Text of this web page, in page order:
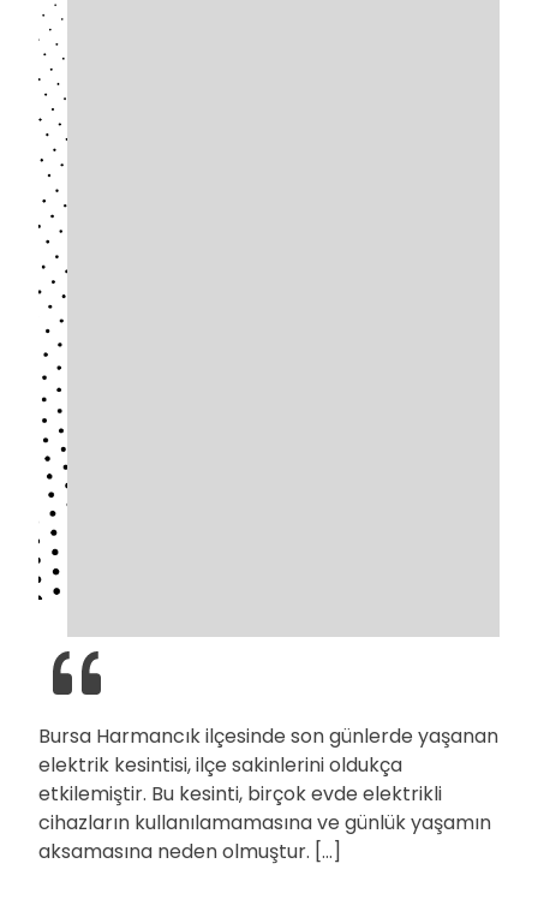
Bursa Harmancık ilçesinde son günlerde yaşanan
elektrik kesintisi, ilçe sakinlerini oldukça
etkilemiştir. Bu kesinti, birçok evde elektrikli
cihazların kullanılamamasına ve günlük yaşamın
aksamasına neden olmuştur. […]